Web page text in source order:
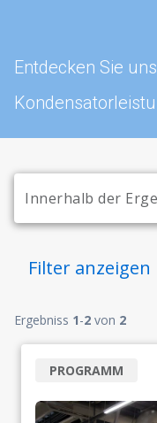
Entdecken Sie
Filter anzeigen
Ergebniss 1-2 von 2
PROGRAMM